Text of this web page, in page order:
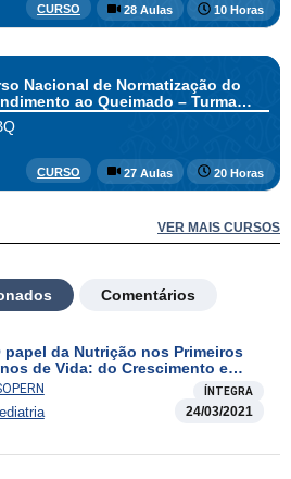
CURSO 28 Aulas 10 Horas
Nacional de Normatização do
ao Queimado – Turma
CURSO 27 Aulas 20 Horas
VER MAIS CURSOS
Comentários
papel da Nutrição nos Primeiros
de Vida: do Crescimento e
Adequados à
de DCNTs
ÍNTEGRA
24/03/2021